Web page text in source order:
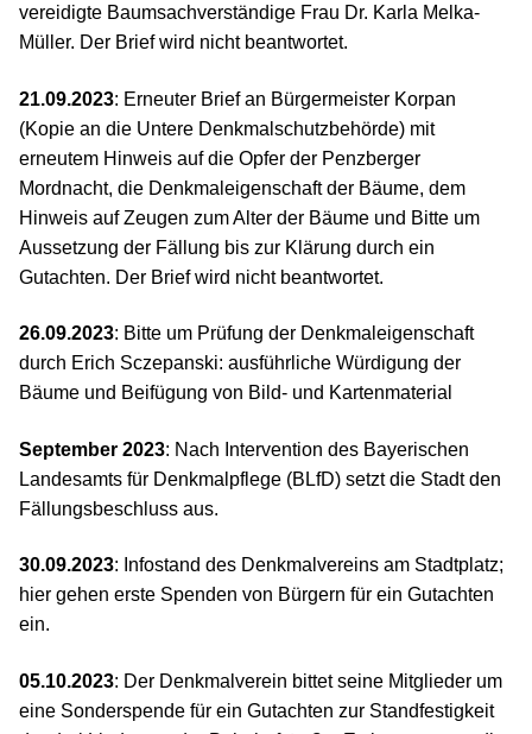
vereidigte Baumsachverständige Frau Dr. Karla Melka-
Müller. Der Brief wird nicht beantwortet.
21.09.2023: Erneuter Brief an Bürgermeister Korpan
(Kopie an die Untere Denkmalschutzbehörde) mit
erneutem Hinweis auf die Opfer der Penzberger
Mordnacht, die Denkmaleigenschaft der Bäume, dem
Hinweis auf Zeugen zum Alter der Bäume und Bitte um
Aussetzung der Fällung bis zur Klärung durch ein
Gutachten. Der Brief wird nicht beantwortet.
26.09.2023: Bitte um Prüfung der Denkmaleigenschaft
durch Erich Sczepanski: ausführliche Würdigung der
Bäume und Beifügung von Bild- und Kartenmaterial
September 2023: Nach Intervention des Bayerischen
Landesamts für Denkmalpflege (BLfD) setzt die Stadt den
Fällungsbeschluss aus.
30.09.2023: Infostand des Denkmalvereins am Stadtplatz;
hier gehen erste Spenden von Bürgern für ein Gutachten
ein.
05.10.2023: Der Denkmalverein bittet seine Mitglieder um
eine Sonderspende für ein Gutachten zur Standfestigkeit